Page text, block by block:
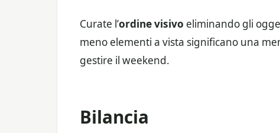
Curate l’ordine visivo eliminando gli
meno elementi a vista significano una
gestire il weekend.
Bilancia